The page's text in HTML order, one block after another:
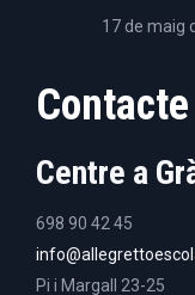
17 de maig
Contacte
Centre a
698 90 42 45
Pi i Margall 23-25